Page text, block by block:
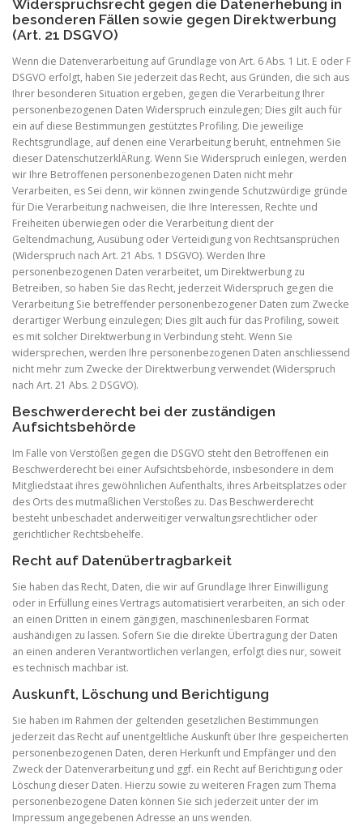
Widerspruchsrecht gegen die Datenerhebung in
besonderen Fällen sowie gegen Direktwerbung
(Art. 21 DSGVO)
Wenn die Datenverarbeitung auf Grundlage von Art. 6 Abs. 1 Lit. E oder F
DSGVO erfolgt, haben Sie jederzeit das Recht, aus Gründen, die sich aus
Ihrer besonderen Situation ergeben, gegen die Verarbeitung Ihrer
personenbezogenen Daten Widerspruch einzulegen; Dies gilt auch für
ein auf diese Bestimmungen gestütztes Profiling. Die jeweilige
Rechtsgrundlage, auf denen eine Verarbeitung beruht, entnehmen Sie
dieser DatenschutzerklÄRung. Wenn Sie Widerspruch einlegen, werden
wir Ihre Betroffenen personenbezogenen Daten nicht mehr
Verarbeiten, es Sei denn, wir können zwingende Schutzwürdige gründe
für Die Verarbeitung nachweisen, die Ihre Interessen, Rechte und
Freiheiten überwiegen oder die Verarbeitung dient der
Geltendmachung, Ausübung oder Verteidigung von Rechtsansprüchen
(Widerspruch nach Art. 21 Abs. 1 DSGVO). Werden Ihre
personenbezogenen Daten verarbeitet, um Direktwerbung zu
Betreiben, so haben Sie das Recht, jederzeit Widerspruch gegen die
Verarbeitung Sie betreffender personenbezogener Daten zum Zwecke
derartiger Werbung einzulegen; Dies gilt auch für das Profiling, soweit
es mit solcher Direktwerbung in Verbindung steht. Wenn Sie
widersprechen, werden Ihre personenbezogenen Daten anschliessend
nicht mehr zum Zwecke der Direktwerbung verwendet (Widerspruch
nach Art. 21 Abs. 2 DSGVO).
Beschwerderecht bei der zuständigen
Aufsichtsbehörde
Im Falle von Verstößen gegen die DSGVO steht den Betroffenen ein
Beschwerderecht bei einer Aufsichtsbehörde, insbesondere in dem
Mitgliedstaat ihres gewöhnlichen Aufenthalts, ihres Arbeitsplatzes oder
des Orts des mutmaßlichen Verstoßes zu. Das Beschwerderecht
besteht unbeschadet anderweitiger verwaltungsrechtlicher oder
gerichtlicher Rechtsbehelfe.
Recht auf Datenübertragbarkeit
Sie haben das Recht, Daten, die wir auf Grundlage Ihrer Einwilligung
oder in Erfüllung eines Vertrags automatisiert verarbeiten, an sich oder
an einen Dritten in einem gängigen, maschinenlesbaren Format
aushändigen zu lassen. Sofern Sie die direkte Übertragung der Daten
an einen anderen Verantwortlichen verlangen, erfolgt dies nur, soweit
es technisch machbar ist.
Auskunft, Löschung und Berichtigung
Sie haben im Rahmen der geltenden gesetzlichen Bestimmungen
jederzeit das Recht auf unentgeltliche Auskunft über Ihre gespeicherten
personenbezogenen Daten, deren Herkunft und Empfänger und den
Zweck der Datenverarbeitung und ggf. ein Recht auf Berichtigung oder
Löschung dieser Daten. Hierzu sowie zu weiteren Fragen zum Thema
personenbezogene Daten können Sie sich jederzeit unter der im
Impressum angegebenen Adresse an uns wenden.